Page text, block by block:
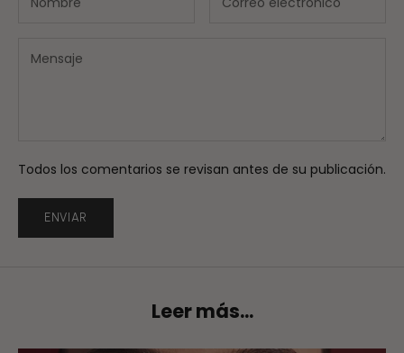
Todos los comentarios se revisan antes de su publicación.
ENVIAR
Leer más...